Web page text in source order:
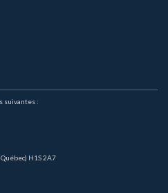
suivantes :
H1S 2A7